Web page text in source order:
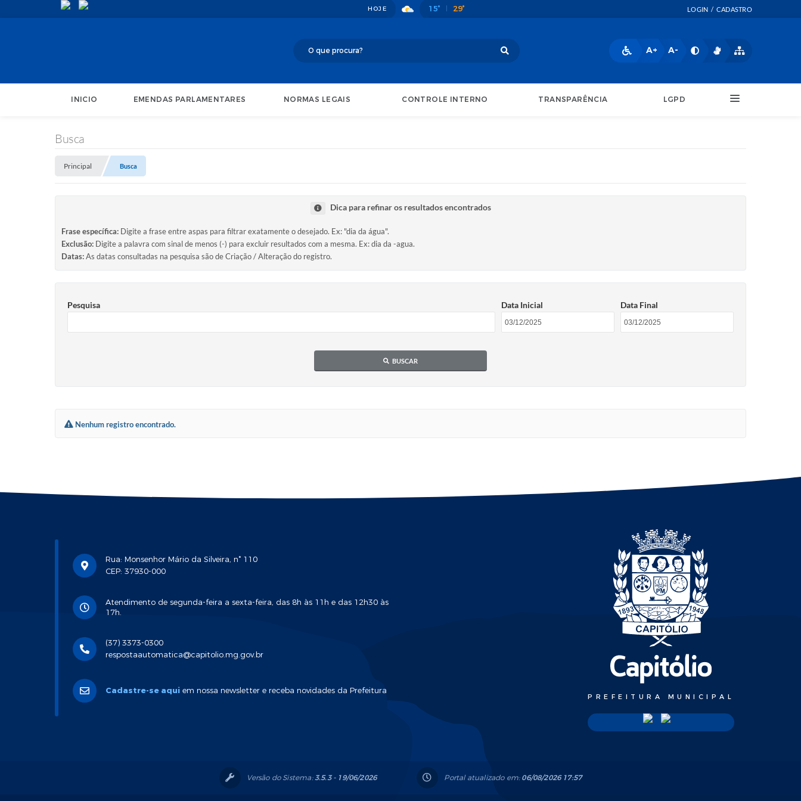
LOGIN / CADASTRO
A+ A-
HOJE 15° 29°
INICIO EMENDAS PARLAMENTARES NORMAS LEGAIS CONTROLE INTERNO TRANSPARÊNCIA LGPD
Busca
Principal Busca
Dica para refinar os resultados encontrados
Frase específica: Digite a frase entre aspas para filtrar exatamente o desejado. Ex: "dia da água".
Exclusão: Digite a palavra com sinal de menos (-) para excluir resultados com a mesma. Ex: dia da -agua.
Datas:As datas consultadas na pesquisa são de Criação / Alteração do registro.
Pesquisa Data Inicial Data Final
BUSCAR
Nenhum registro encontrado.
Rua: Monsenhor Mário da Silveira, n° 110
CEP: 37930-000
Atendimento de segunda-feira a sexta-feira, das 8h às 11h e das 12h30 às
17h.
(37) 3373-0300
respostaautomatica@capitolio.mg.gov.br
Cadastre-se aqui em nossa newsletter e receba novidades da Prefeitura
PREFEITURA MUNICIPAL
Versão do Sistema:3.5.3 - 19/06/2026 Portal atualizado em:06/08/2026 17:57